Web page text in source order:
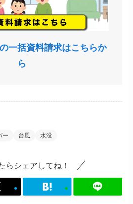
一括資料請求はこちらか
ら
ー 台風 水没
らシェアしてね！